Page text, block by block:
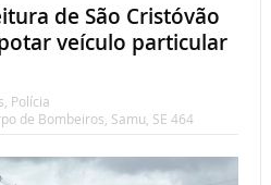
de São Cristóvão
veículo particular
Polícia
de Bombeiros Samu SE 464